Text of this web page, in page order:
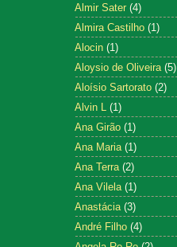
Almir Sater (4)
Almira Castilho (1)
Alocin (1)
Aloysio de Oliveira (5)
Aloísio Sartorato (2)
Alvin L (1)
Ana Girão (1)
Ana Maria (1)
Ana Terra (2)
Ana Vilela (1)
Anastácia (3)
André Filho (4)